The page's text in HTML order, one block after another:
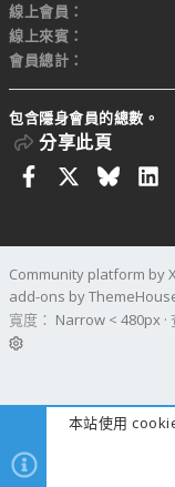
線上會員
線上來賓
會員總計
包含隱身會員的總數。
分享此頁
Facebook
Community platform by
add-ons by
寬度
本站使用